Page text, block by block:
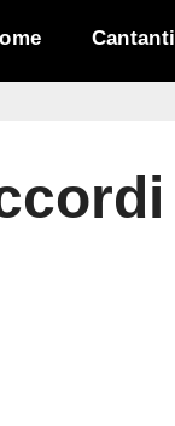
Cantanti